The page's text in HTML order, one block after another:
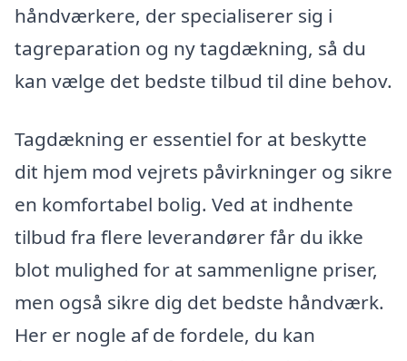
håndværkere, der specialiserer sig i
tagreparation og ny tagdækning, så du
kan vælge det bedste tilbud til dine behov.
Tagdækning er essentiel for at beskytte
dit hjem mod vejrets påvirkninger og sikre
en komfortabel bolig. Ved at indhente
tilbud fra flere leverandører får du ikke
blot mulighed for at sammenligne priser,
men også sikre dig det bedste håndværk.
Her er nogle af de fordele, du kan